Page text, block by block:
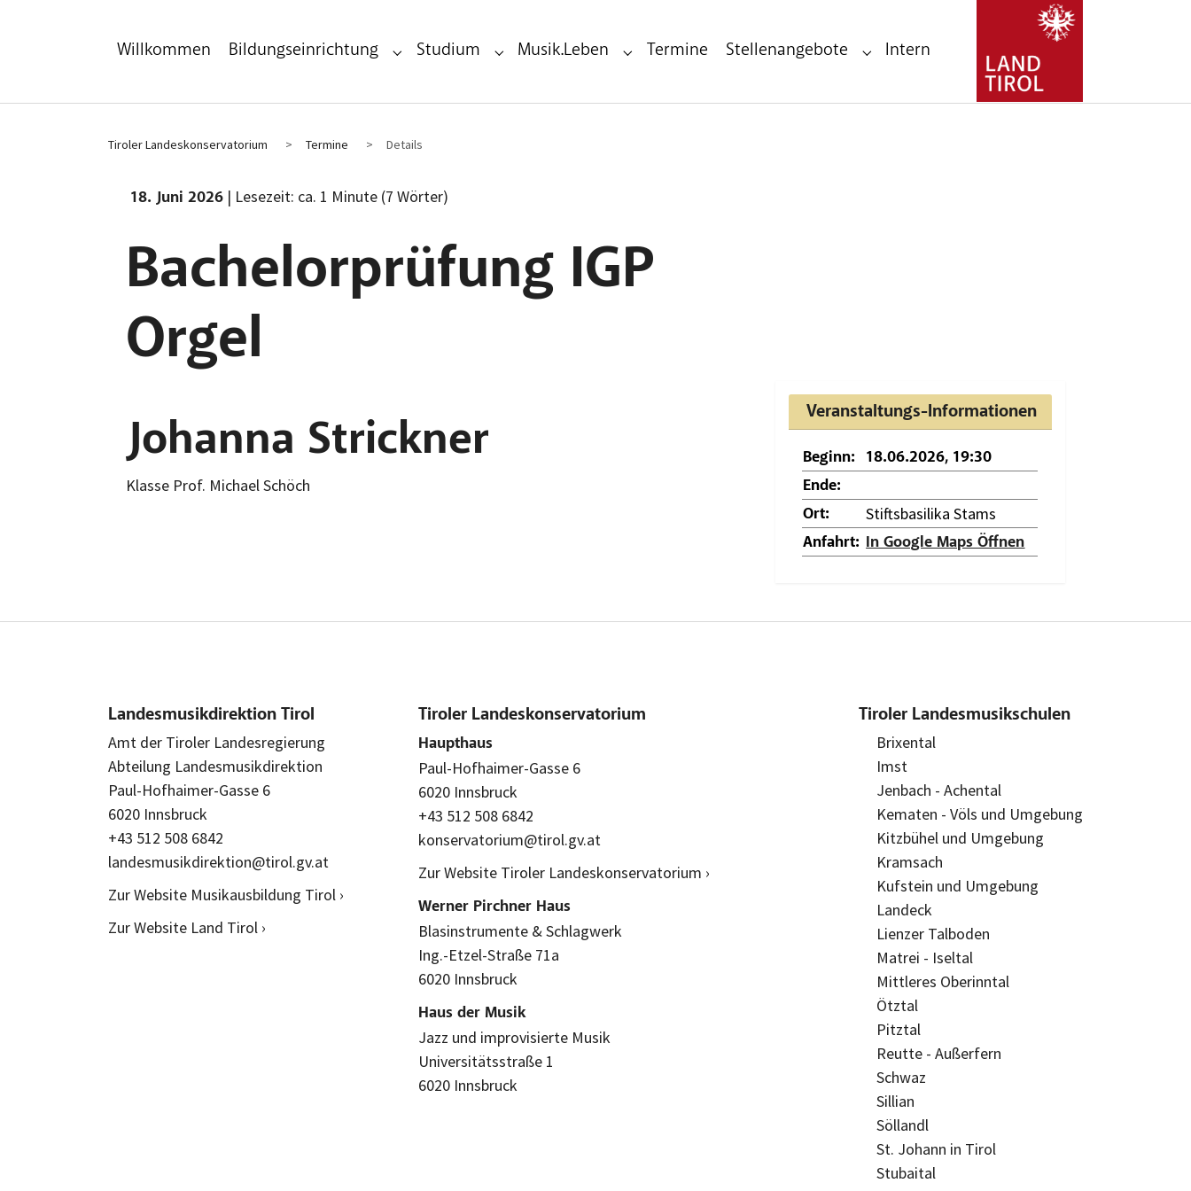
Willkommen Bildungseinrichtung Submenu for "Bildungseinrichtung"
Studium Submenu for "Studium"
Musik.Leben Submenu for "Musik.Leben"
Termine Stellenangebote Submenu for "Stellenangebote"
Intern
Tiroler Landeskonservatorium Termine Details
18. Juni 2026 | Lesezeit: ca. 1 Minute (7 Wörter)
Bachelorprüfung IGP
Orgel
Johanna Strickner
Klasse Prof. Michael Schöch
Veranstaltungs-Informationen
Beginn:
18.06.2026, 19:30
Ende:
Ort:
Stiftsbasilika Stams
Anfahrt: In Google Maps Öffnen
Landesmusikdirektion Tirol
Amt der Tiroler Landesregierung
Abteilung Landesmusikdirektion
Paul-Hofhaimer-Gasse 6
6020 Innsbruck
+43 512 508 6842
landesmusikdirektion@tirol.gv.at
Zur Website Musikausbildung Tirol ›
Zur Website Land Tirol ›
Tiroler Landeskonservatorium
Haupthaus
Paul-Hofhaimer-Gasse 6
6020 Innsbruck
+43 512 508 6842
konservatorium@tirol.gv.at
Zur Website Tiroler Landeskonservatorium ›
Werner Pirchner Haus
Blasinstrumente & Schlagwerk
Ing.-Etzel-Straße 71a
6020 Innsbruck
Haus der Musik
Jazz und improvisierte Musik
Universitätsstraße 1
6020 Innsbruck
Tiroler Landesmusikschulen
Brixental
Imst
Jenbach - Achental
Kematen - Völs und Umgebung
Kitzbühel und Umgebung
Kramsach
Kufstein und Umgebung
Landeck
Lienzer Talboden
Matrei - Iseltal
Mittleres Oberinntal
Ötztal
Pitztal
Reutte - Außerfern
Schwaz
Sillian
Söllandl
St. Johann in Tirol
Stubaital